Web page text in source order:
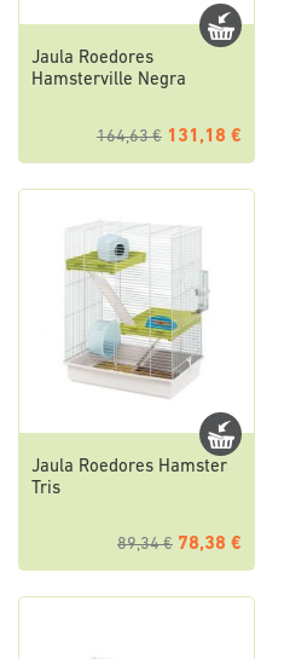
Jaula Roedores
Hamsterville Negra
164,63 € 131,18 €
Jaula Roedores Hamster
Tris
89,34 € 78,38 €